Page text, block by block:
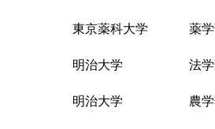
東京薬科大学 薬学
明治大学 法学部
明治大学 農学部